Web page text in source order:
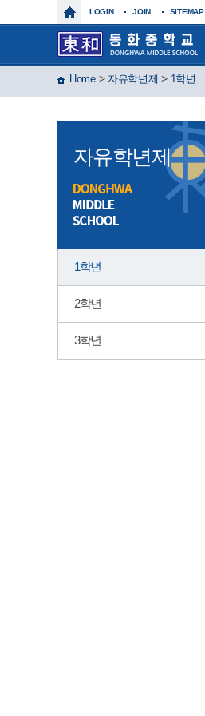
LOGIN JOIN SITEMAP
Home> 자유학년제 > 1학년
자유학년제
1학년
2학년
3학년